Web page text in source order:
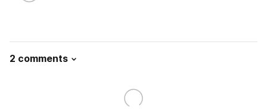
2 comments